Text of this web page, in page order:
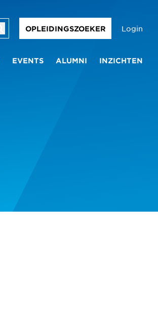
OPLEIDINGSZOEKER Login
EVENTS ALUMNI INZICHTEN